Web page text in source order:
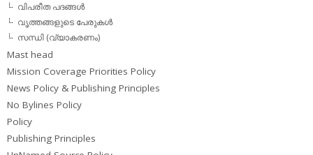
വിപരീത പദങ്ങള്‍
വൃത്തങ്ങളുടെ പേരുകള്‍
സന്ധി (വ്യാകരണം)
Mast head
Mission Coverage Priorities Policy
News Policy & Publishing Principles
No Bylines Policy
Policy
Publishing Principles